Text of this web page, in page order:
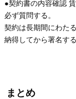
●契約書の内容確認
必ず質問する。
契約は長期間にわた
納得してから署名す
まとめ